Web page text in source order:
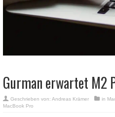
Gurman erwartet M2
Geschrieben von: Andreas Krämer in
MacBook Pro